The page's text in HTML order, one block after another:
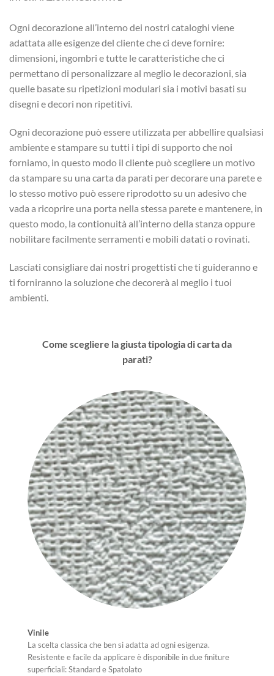
Ogni decorazione all’interno dei nostri cataloghi viene
adattata alle esigenze del cliente che ci deve fornire:
dimensioni, ingombri e tutte le caratteristiche che ci
permettano di personalizzare al meglio le decorazioni, sia
quelle basate su ripetizioni modulari sia i motivi basati su
disegni e decori non ripetitivi.
Ogni decorazione può essere utilizzata per abbellire qualsiasi
ambiente e stampare su tutti i tipi di supporto che noi
forniamo, in questo modo il cliente può scegliere un motivo
da stampare su una carta da parati per decorare una parete e
lo stesso motivo può essere riprodotto su un adesivo che
vada a ricoprire una porta nella stessa parete e mantenere, in
questo modo, la contionuità all’interno della stanza oppure
nobilitare facilmente serramenti e mobili datati o rovinati.
Lasciati consigliare dai nostri progettisti che ti guideranno e
ti forniranno la soluzione che decorerà al meglio i tuoi
ambienti.
Come scegliere la giusta tipologia di carta da
parati?
Vinile
La scelta classica che ben si adatta ad ogni esigenza.
Resistente e facile da applicare è disponibile in due finiture
superficiali: Standard e Spatolato